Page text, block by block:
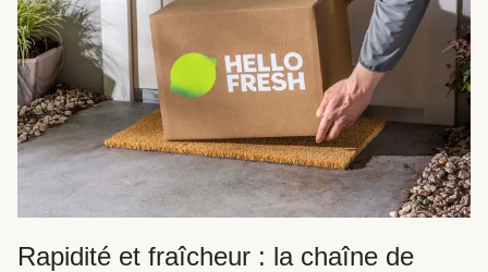
Rapidité et fraîcheur : la chaîne de